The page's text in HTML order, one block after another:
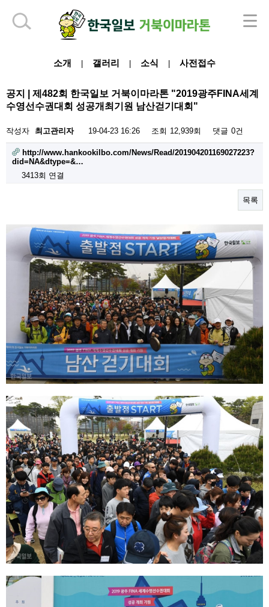
소개 갤러리 소식 사전접수
공지 | 제482회 한국일보 거북이마라톤 "2019광주FINA세계
수영선수권대회 성공개최기원 남산걷기대회"
작성자 최고관리자 19-04-23 16:26 조회 12,939회 댓글 0건
http://www.hankookilbo.com/News/Read/201904201169027223?
did=NA&dtype=&…
3413회 연결
목록
하단 영역